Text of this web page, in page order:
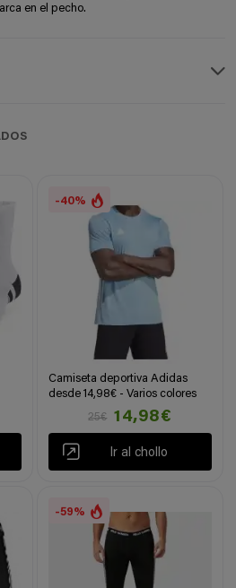
en el pecho.
-40%
Camiseta deportiva Adidas
desde 14,98€ - Varios colores
25€
14,98€
Ir al chollo
-59%